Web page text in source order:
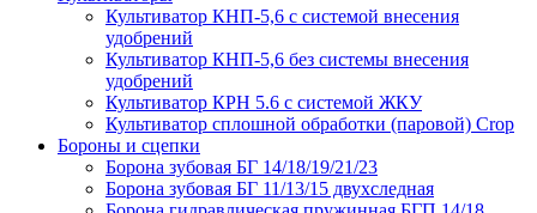
Культиватор КНП-5,6 с системой внесения
удобрений
Культиватор КНП-5,6 без системы внесения
удобрений
Культиватор КРН 5.6 с системой ЖКУ
Культиватор сплошной обработки (паровой) Crop
Бороны и сцепки
Борона зубовая БГ 14/18/19/21/23
Борона зубовая БГ 11/13/15 двухследная